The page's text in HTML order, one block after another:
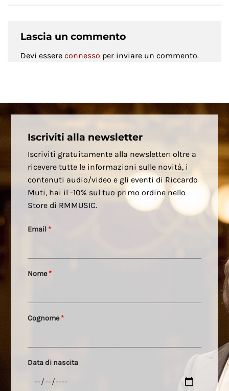
Lascia un commento
Devi essere connesso per inviare un commento.
Iscriviti alla newsletter
Iscriviti gratuitamente alla newsletter: oltre a
ricevere tutte le informazioni sulle novità, i
contenuti audio/video e gli eventi di Riccardo
Muti, hai il -10% sul tuo primo ordine nello
Store di RMMUSIC.
Email*
Nome*
Cognome*
Data di nascita